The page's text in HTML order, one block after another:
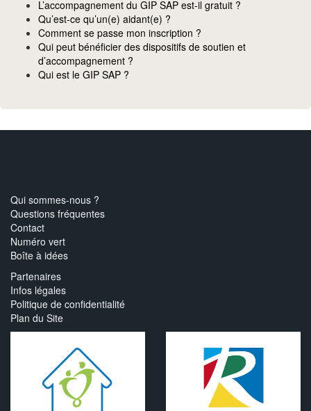
L’accompagnement du GIP SAP est-il gratuit ?
Qu’est-ce qu’un(e) aidant(e) ?
Comment se passe mon inscription ?
Qui peut bénéficier des dispositifs de soutien et
d’accompagnement ?
Qui est le GIP SAP ?
Qui sommes-nous ?
Questions fréquentes
Contact
Numéro vert
Boîte à idées
Partenaires
Infos légales
Politique de confidentialité
Plan du Site